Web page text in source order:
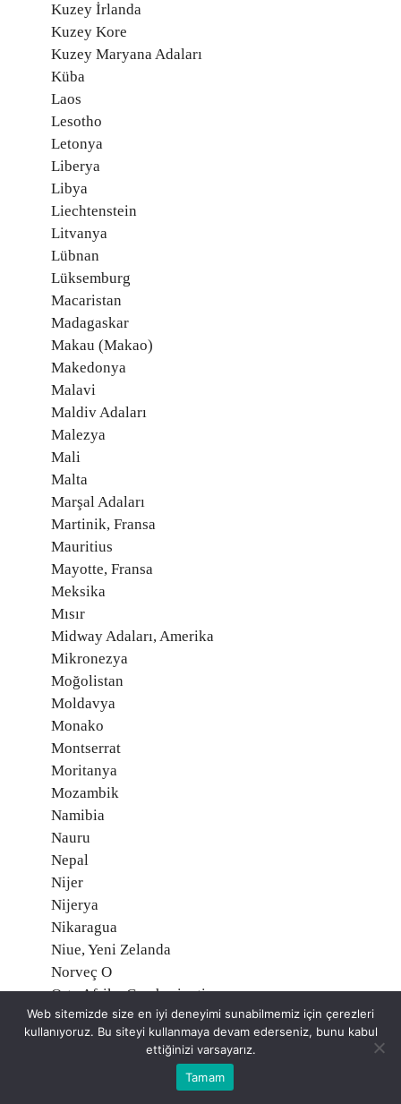
Kuzey İrlanda
Kuzey Kore
Kuzey Maryana Adaları
Küba
Laos
Lesotho
Letonya
Liberya
Libya
Liechtenstein
Litvanya
Lübnan
Lüksemburg
Macaristan
Madagaskar
Makau (Makao)
Makedonya
Malavi
Maldiv Adaları
Malezya
Mali
Malta
Marşal Adaları
Martinik, Fransa
Mauritius
Mayotte, Fransa
Meksika
Mısır
Midway Adaları, Amerika
Mikronezya
Moğolistan
Moldavya
Monako
Montserrat
Moritanya
Mozambik
Namibia
Nauru
Nepal
Nijer
Nijerya
Nikaragua
Niue, Yeni Zelanda
Norveç O
Orta Afrika Cumhuriyeti
Özbekistan
Pakistan
Palmyra Atoll, Amerika
Web sitemizde size en iyi deneyimi sunabilmemiz için çerezleri
kullanıyoruz. Bu siteyi kullanmaya devam ederseniz, bunu kabul
ettiğinizi varsayarız.
Tamam